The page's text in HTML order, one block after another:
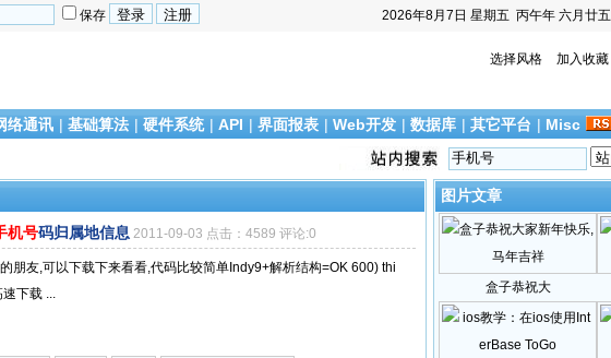
2026年8月7日 星期五 丙午年 六月廿五
保存
选择风格 加入收藏
络通讯 | 基础算法 | 硬件系统 | API | 界面报表 | Web开发 | 数据库 | 其它平台 | Misc
机号码归属地信息 2011-09-03 点击：4589 评论:0
朋友,可以下载下来看看,代码比较简单Indy9+解析结构=OK 600) thi
下载 ...
图片文章
盒子恭祝大